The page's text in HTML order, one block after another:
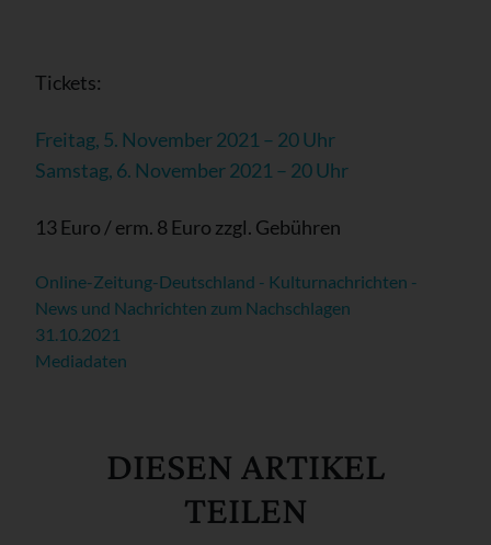
Tickets:
Freitag, 5. November 2021 – 20 Uhr
Samstag, 6. November 2021 – 20 Uhr
13 Euro / erm. 8 Euro zzgl. Gebühren
Online-Zeitung-Deutschland - Kulturnachrichten -
News und Nachrichten zum Nachschlagen
31.10.2021
Mediadaten
DIESEN ARTIKEL
TEILEN